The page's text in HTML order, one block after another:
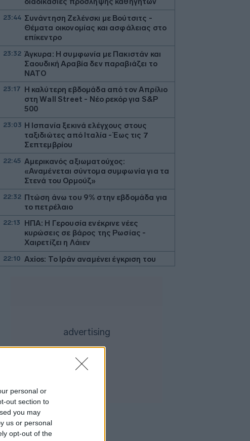
personal or
out section to
you may
us or personal
opt-out of the
23:44 Συνάντηση Ζελένσκι με Βούτσιτς -
Θέματα οικονομίας και ασφάλειας στο
επίκεντρο
23:32 Άγκυρα: Η συμφωνία με Πακιστάν και
Σαουδική Αραβία δεν παραβιάζει το
ΝΑΤΟ
23:17 Η καλύτερη εβδομάδα από τον Απρίλιο
στη Wall Street - Νέο ρεκόρ για S&P
500
23:03 Η Ισπανία ξεκινά ελέγχους στους
ταξιδιώτες από Ιταλία - Έως τις 7
Σεπτεμβρίου
22:45 Αμερικανός αξιωματούχος:
«Αναμένεται σύντομα συμφωνία για τα
Στενά του Ορμούζ»
22:32 Πτώση άνω του 9% στην εβδομάδα για
το πετρέλαιο
22:13
ΗΠΑ: Η Γερουσία ενέκρινε νέες
κυρώσεις σε βάρος της Ρωσίας -
Χαιρετίζει η Λάιεν
22:10 Axios: Το Ιράν αναμένει έγκριση του
Συμβουλίου Ασφαλείας για τη
21:46 ΔΕΘ - HELEXPO: Αναρτήθηκε ο
διαγωνισμός για την ανάπλαση των
204,6 εκατ. ευρώ
οικονομική ανάλυση με πολιτική
προπαγάνδα»
21:27
Υπ. Παιδείας: 3,35 εκατ. ευρώ στο
Πανεπιστήμιο Κρήτης για το
στεγαστικό επίδομα των φοιτητών